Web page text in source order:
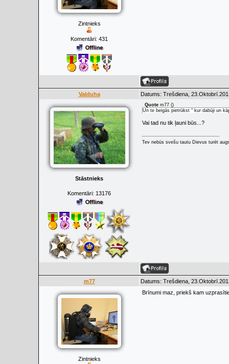
Zintnieks
Komentāri: 431
Valduha Datums: Trešdiena,
Stāstnieks
Komentāri: 13176
Quote m77 ()
Un te beigās pietrūkst " kur dabūji un
Vai tad nu tik ļauni būs...?
Tev nebūs svešu tautu Dievus turēt
m77 Datums: Trešdiena,
Zintnieks
Brīnumi maz, priekš kam